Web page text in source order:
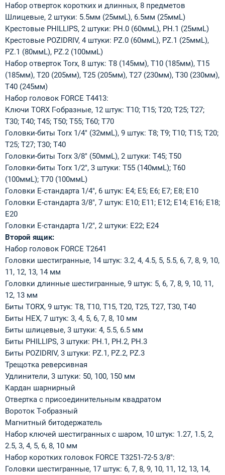
Набор отверток коротких и длинных, 8 предметов
Шлицевые, 2 штуки: 5.5мм (25ммL), 6.5мм (25ммL)
Крестовые PHILLIPS, 2 штуки: PH.0 (60ммL), PH.1 (25ммL)
Крестовые POZIDRIV, 4 штуки: PZ.0 (60ммL), PZ.1 (25ммL),
PZ.1 (80ммL), PZ.2 (100ммL)
Набор отверток Torx, 8 штук: T8 (145мм), T10 (185мм), T15
(185мм), T20 (205мм), T25 (205мм), T27 (230мм), T30 (230мм),
T40 (245мм)
Набор головок FORCE T4413:
Ключи TORX Г-образные, 12 штук: T10; T15; T20; T25; T27;
T30; T40; T45; T50; T55; T60; T70
Головки-биты Torx 1/4" (32ммL), 9 штук: T8; T9; T10; T15; T20;
T25; T27; T30; T40
Головки-биты Torx 3/8" (50ммL), 2 штуки: T45; T50
Головки-биты Torx 1/2", 3 штуки: T55 (140ммL); T60
(100ммL); T70 (100ммL)
Головки Е-стандарта 1/4", 6 штук: E4; E5; E6; E7; E8; E10
Головки Е-стандарта 3/8", 7 штук: E10; E11; E12; E14; E16; E18;
E20
Головки Е-стандарта 1/2", 2 штуки: E22; E24
Второй ящик:
Набор головок FORCE T2641
Головки шестигранные, 14 штук: 3.2, 4, 4.5, 5, 5.5, 6, 7, 8, 9, 10,
11, 12, 13, 14 мм
Головки длинные шестигранные, 9 штук: 5, 6, 7, 8, 9, 10, 11,
12, 13 мм
Биты TORX, 9 штук: T8, T10, T15, T20, T25, T27, T30, T40
Биты HEX, 7 штук: 3, 4, 5, 6, 7, 8, 10 мм
Биты шлицевые, 3 штуки: 4, 5.5, 6.5 мм
Биты PHILLIPS, 3 штуки: PH.1, PH.2, PH.3
Биты POZIDRIV, 3 штуки: PZ.1, PZ.2, PZ.3
Трещотка реверсивная
Удлинители, 3 штуки: 50, 100, 150 мм
Кардан шарнирный
Отвертка с присоединительным квадратом
Вороток Т-образный
Магнитный битодержатель
Набор ключей шестигранных с шаром, 10 штук: 1.27, 1.5, 2,
2.5, 3, 4, 5, 6, 8, 10 мм
Набор коротких головок FORCE T3251-72-5 3/8":
Головки шестигранные, 17 штук: 6, 7, 8, 9, 10, 11, 12, 13, 14,